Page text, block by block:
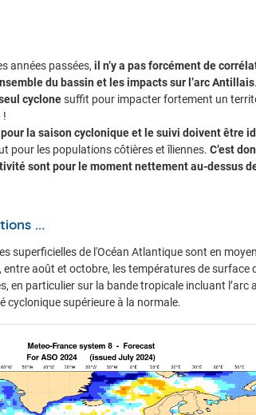
années passées, il n’y a pas forcément de
du bassin et les impacts sur l’arc Antillais.
cyclonesuffit pour impacter fortement un
!
la saison cyclonique et le suivi doivent être
pour les populations côtières et îliennes. C’est
sont pour le moment nettement au-dessus
...
superficielles de l'Océan Atlantique sont en
août et octobre, les températures de surface
en particulier sur la bande tropicale incluant
cyclonique supérieure à la normale.